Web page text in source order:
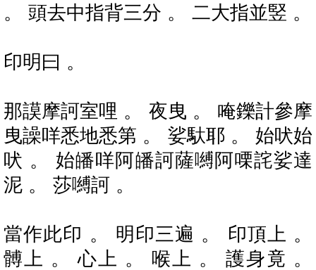
。 頭去中指背三分 。 二大指並竪 。
印明曰 。
那謨摩訶室哩 。 夜曳 。 唵鑠計參摩
曳譟咩悉地悉第 。 娑馱耶 。 始吠始
吠 。 始皤咩阿皤訶薩嚩阿㗚詫娑達
泥 。 莎嚩訶 。
當作此印 。 明印三遍 。 印頂上 。
髆上 。 心上 。 喉上 。 護身竟 。